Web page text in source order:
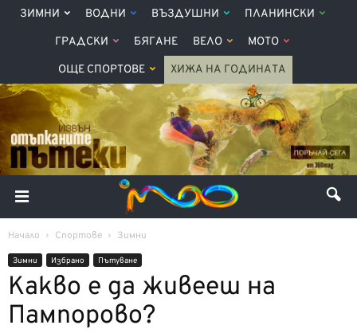
ЗИМНИ ВОДНИ ВЪЗДУШНИ ПЛАНИНСКИ
ГРАДСКИ БЯГАНЕ ВЕЛО МОТО
ОЩЕ СПОРТОВЕ ХИЖА НА ГОДИНАТА
Начало Спортове Зимни
Зимни Избрано Пътуване
Какво е да живееш на
Пампорово?